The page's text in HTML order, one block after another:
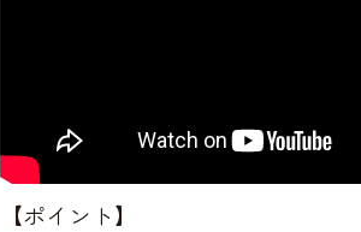
【ポイント】